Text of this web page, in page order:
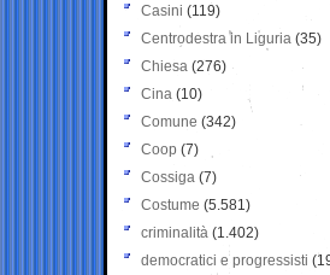
Casini (119)
Centrodestra in Liguria (35)
Chiesa (276)
Cina (10)
Comune (342)
Coop (7)
Cossiga (7)
Costume (5.581)
criminalità (1.402)
democratici e progressisti